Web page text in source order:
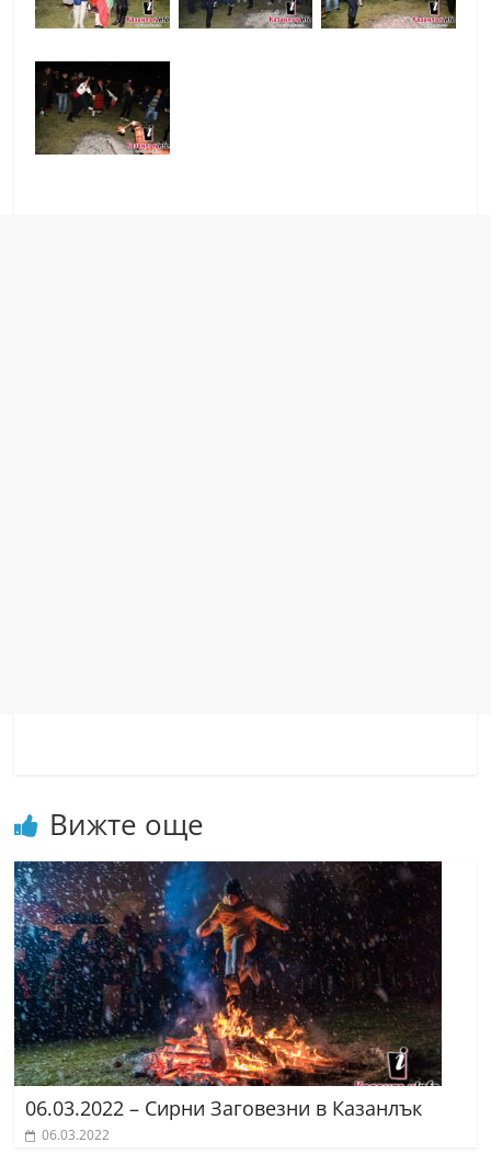
Вижте още
06.03.2022 – Сирни Заговезни в Казанлък
06.03.2022